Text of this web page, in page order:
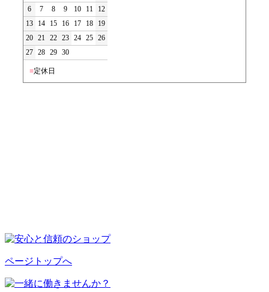
6
7 8 9 10 11
12
13
14 15 16 17 18
19
20 21 22 23 24 25 26
27 28 29 30
■定休日
ページトップへ